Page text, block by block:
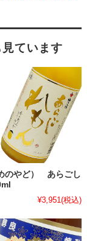
ています
のやど） あらごし
¥3,951(税込)